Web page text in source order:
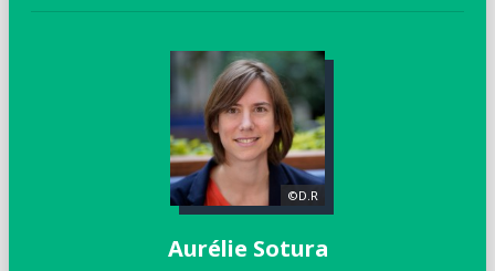
©D.R
Aurélie Sotura